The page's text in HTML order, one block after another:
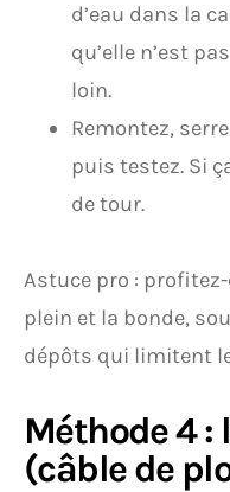
d’eau dans la
qu’elle n’est
loin.
Remontez,
puis testez. Si
de tour.
Astuce pro :
plein et la bonde,
dépôts qui limitent
Méthode 4
(câble de